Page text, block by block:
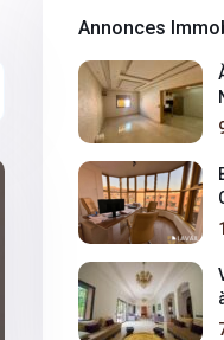
Annonces